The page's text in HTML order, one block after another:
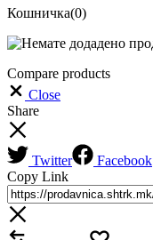
Кошничка(0)
Compare products
Close
Share
Twitter Facebook
Copy Link